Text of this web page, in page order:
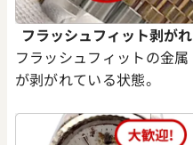
フラッシュフィット剥がれ
フラッシュフィットの金属
が剥がれている状態。